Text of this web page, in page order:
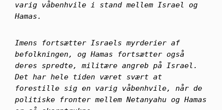
varig våbenhvile i stand mellem Israel og
Hamas.
Imens fortsætter Israels myrderier af
befolkningen, og Hamas fortsætter også
deres spredte, militære angreb på Israel.
Det har hele tiden været svært at
forestille sig en varig våbenhvile, når de
politiske fronter mellem Netanyahu og Hamas